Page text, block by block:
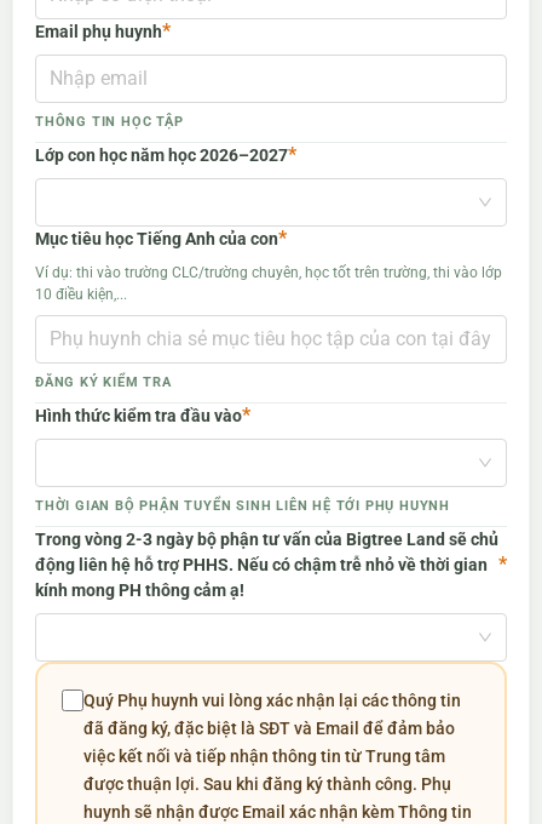
Email phụ huynh*
THÔNG TIN HỌC TẬP
Lớp con học năm học 2026–2027*
Mục tiêu học Tiếng Anh của con*
Ví dụ: thi vào trường CLC/trường chuyên, học tốt trên trường, thi vào lớp
10 điều kiện,...
ĐĂNG KÝ KIỂM TRA
Hình thức kiểm tra đầu vào*
THỜI GIAN BỘ PHẬN TUYỂN SINH LIÊN HỆ TỚI PHỤ HUYNH
Trong vòng 2-3 ngày bộ phận tư vấn của Bigtree Land sẽ chủ
động liên hệ hỗ trợ PHHS. Nếu có chậm trễ nhỏ về thời gian
kính mong PH thông cảm ạ!
*
Quý Phụ huynh vui lòng xác nhận lại các thông tin
đã đăng ký, đặc biệt là SĐT và Email để đảm bảo
việc kết nối và tiếp nhận thông tin từ Trung tâm
được thuận lợi. Sau khi đăng ký thành công. Phụ
huynh sẽ nhận được Email xác nhận kèm Thông tin